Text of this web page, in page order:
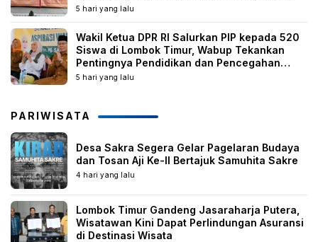
5 hari yang lalu
Wakil Ketua DPR RI Salurkan PIP kepada 520
Siswa di Lombok Timur, Wabup Tekankan
Pentingnya Pendidikan dan Pencegahan
Perkawinan Anak
5 hari yang lalu
PARIWISATA
Desa Sakra Segera Gelar Pagelaran Budaya
dan Tosan Aji Ke-II Bertajuk Samuhita Sakre
4 hari yang lalu
Lombok Timur Gandeng Jasaraharja Putera,
Wisatawan Kini Dapat Perlindungan Asuransi
di Destinasi Wisata